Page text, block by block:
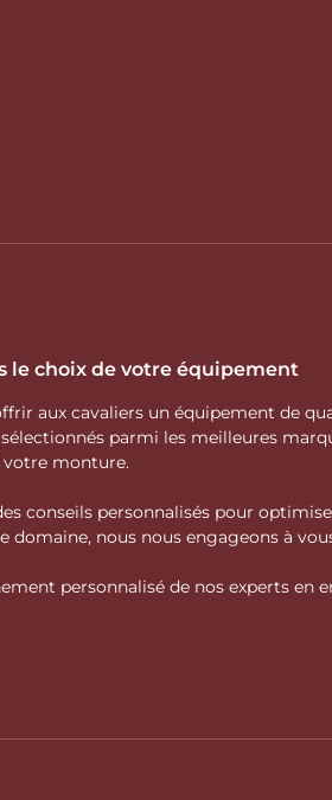
le choix de votre équipement
aux cavaliers un équipement de
parmi les meilleures
monture.
conseils personnalisés pour
nous nous engageons à
personnalisé de nos experts